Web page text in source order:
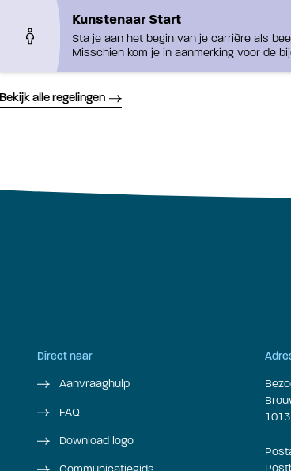
Kunstenaar Start
Sta je aan het begin van je carrière als
Misschien kom je in aanmerking voor de
Bekijk alle regelingen
Direct naar
Aanvraaghulp
FAQ
Download logo